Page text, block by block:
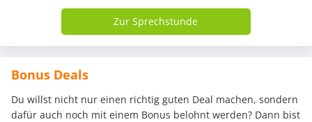
Zur Sprechstunde
Bonus Deals
Du willst nicht nur einen richtig guten Deal machen, sondern
dafür auch noch mit einem Bonus belohnt werden? Dann bist